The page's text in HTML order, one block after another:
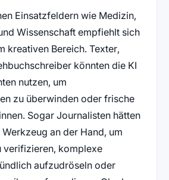
Einsatzfeldern wie Medizin,
Wissenschaft empfiehlt sich
kreativen Bereich. Texter,
könnten die KI
nutzen, um
zu überwinden oder frische
Sogar Journalisten hätten
an der Hand, um
verifizieren, komplexe
aufzudröseln oder